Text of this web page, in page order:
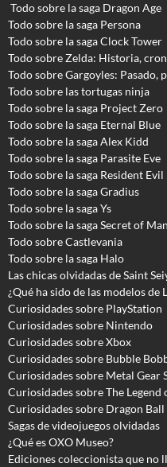
Todo sobre la saga Dragon Age
Todo sobre la saga Persona
Todo sobre la saga Clock Tower
Todo sobre Zelda: Historia,
Todo sobre Gargoyles: Pasado,
Todo sobre las tortugas ninja
Todo sobre la saga Project Zero
Todo sobre la saga Eternal Blue
Todo sobre la saga Alex Kidd
Todo sobre la saga Parasite Eve
Todo sobre la saga Resident Evil
Todo sobre la saga Gradius
Todo sobre la saga Ys
Todo sobre la saga Secret of
Todo sobre Castlevania
Todo sobre la saga Halo
Las chicas olvidadas de Saint
¿Qué ha sido de las modelos de
Curiosidades sobre PlayStation
Curiosidades sobre Nintendo
Curiosidades sobre Xbox
Curiosidades sobre Bubble
Curiosidades sobre Metal Gear
Curiosidades sobre The Legend
Curiosidades sobre Dragon Ball
Sagas de videojuegos olvidadas
¿Qué es OXO Museo?
Ediciones coleccionista que no